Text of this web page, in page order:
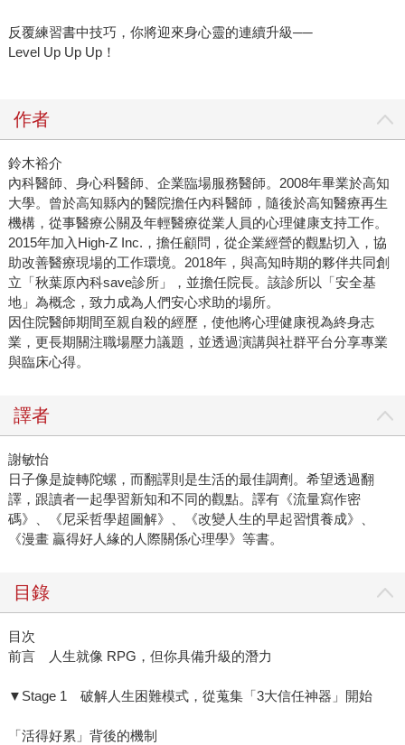
反覆練習書中技巧，你將迎來身心靈的連續升級──
Level Up Up Up！
作者
鈴木裕介
內科醫師、身心科醫師、企業臨場服務醫師。2008年畢業於高知
大學。曾於高知縣內的醫院擔任內科醫師，隨後於高知醫療再生
機構，從事醫療公關及年輕醫療從業人員的心理健康支持工作。
2015年加入High-Z Inc.，擔任顧問，從企業經營的觀點切入，協
助改善醫療現場的工作環境。2018年，與高知時期的夥伴共同創
立「秋葉原內科save診所」，並擔任院長。該診所以「安全基
地」為概念，致力成為人們安心求助的場所。
因住院醫師期間至親自殺的經歷，使他將心理健康視為終身志
業，更長期關注職場壓力議題，並透過演講與社群平台分享專業
與臨床心得。
譯者
謝敏怡
日子像是旋轉陀螺，而翻譯則是生活的最佳調劑。希望透過翻
譯，跟讀者一起學習新知和不同的觀點。譯有《流量寫作密
碼》、《尼采哲學超圖解》、《改變人生的早起習慣養成》、
《漫畫 贏得好人緣的人際關係心理學》等書。
目錄
目次
前言 人生就像 RPG，但你具備升級的潛力
▼Stage 1 破解人生困難模式，從蒐集「3大信任神器」開始
「活得好累」背後的機制